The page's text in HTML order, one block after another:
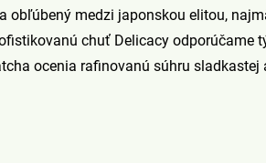
obľúbený medzi japonskou elitou,
chuť Delicacy odporúčame
ocenia rafinovanú súhru sladkastej